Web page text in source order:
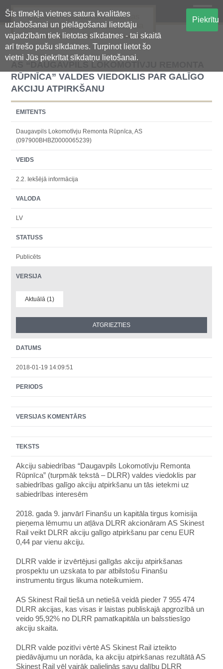
Šīs tīmekļa vietnes satura kvalitātes
uzlabošanai un pielāgošanai lietotāju
vajadzībām tiek lietotas sīkdatnes - tai skaitā
arī trešo pušu sīkdatnes. Turpinot lietot šo
vietni Jūs piekrītat sīkdatņu lietošanai.
Piekrītu
Oficiālā regulētās informācijas
centralizētā glabāšanas sistēma
AS “DAUGAVPILS LOKOMOTĪVJU REMONTA
RŪPNĪCA” VALDES VIEDOKLIS PAR GALĪGO
AKCIJU ATPIRKŠANU
EMITENTS
Daugavpils Lokomotīvju Remonta Rūpnīca, AS
(097900BHBZ0000065239)
VEIDS
2.2. Iekšējā informācija
VALODA
LV
STATUSS
Publicēts
VERSIJA
Aktuālā (1)
DATUMS
2018-01-19 14:09:51
PERIODS
VERSIJAS KOMENTĀRS
TEKSTS
Akciju sabiedrības “Daugavpils Lokomotīvju Remonta
Rūpnīca” (turpmāk tekstā – DLRR) valdes viedoklis par
sabiedrības galīgo akciju atpirkšanu un tās ietekmi uz
sabiedrības interesēm
2018. gada 9. janvārī Finanšu un kapitāla tirgus komisija
pieņema lēmumu un atļāva DLRR akcionāram AS Skinest
Rail veikt DLRR akciju galīgo atpirkšanu par cenu EUR
0,44 par vienu akciju.
DLRR valde ir izvērtējusi galīgās akciju atpirkšanas
prospektu un uzskata to par atbilstošu Finanšu
instrumentu tirgus likuma noteikumiem.
AS Skinest Rail tiešā un netiešā veidā pieder 7 955 474
DLRR akcijas, kas visas ir laistas publiskajā apgrozībā un
veido 95,92% no DLRR pamatkapitāla un balsstiesīgo
akciju skaita.
DLRR valde pozitīvi vērtē AS Skinest Rail izteikto
piedāvājumu un norāda, ka akciju atpirkšanas rezultātā AS
Skinest Rail vēl vairāk palielinās savu dalību DLRR